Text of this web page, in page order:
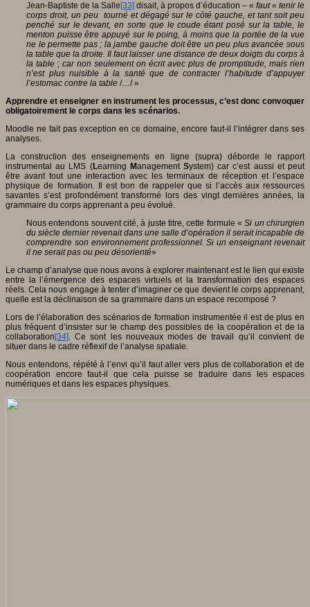
Jean-Baptiste de la Salle [33] disait, à propos d’éducation – « faut « tenir le
corps droit, un peu tourné et dégagé sur le côté gauche, et tant soit peu
penché sur le devant, en sorte que le coude étant posé sur la table, le
menton puisse être appuyé sur le poing, à moins que la portée de la vue
ne le permette pas ; la jambe gauche doit être un peu plus avancée sous
la table que la droite. Il faut laisser une distance de deux doigts du corps à
la table ; car non seulement on écrit avec plus de promptitude, mais rien
n’est plus nuisible à la santé que de contracter l’habitude d’appuyer
l’estomac contre la table /…/ »
Apprendre et enseigner en instrument les processus, c’est donc convoquer
obligatoirement le corps dans les scénarios.
Moodle ne fait pas exception en ce domaine, encore faut-il l’intégrer dans ses
analyses.
La construction des enseignements en ligne (supra) déborde le rapport
instrumental au LMS (Learning ManagementSystem) car c’est aussi et peut
être avant tout une interaction avec les terminaux de réception et l’espace
physique de formation. Il est bon de rappeler que si l’accès aux ressources
savantes s’est profondément transformé lors des vingt dernières années, la
grammaire du corps apprenant a peu évolué.
Nous entendons souvent cité, à juste titre, cette formule «Si un chirurgien
du siècle dernier revenait dans une salle d’opération il serait incapable de
comprendre son environnement professionnel. Si un enseignant revenait
il ne serait pas ou peu désorienté»
Le champ d’analyse que nous avons à explorer maintenant est le lien qui existe
entre la l’émergence des espaces virtuels et la transformation des espaces
réels. Cela nous engage à tenter d’imaginer ce que devient le corps apprenant,
quelle est la déclinaison de sa grammaire dans un espace recomposé ?
Lors de l’élaboration des scénarios de formation instrumentée il est de plus en
plus fréquent d’insister sur le champ des possibles de la coopération et de la
collaboration [34]. Ce sont les nouveaux modes de travail qu’il convient de
situer dans le cadre réflexif de l’analyse spatiale.
Nous entendons, répété à l’envi qu’il faut aller vers plus de collaboration et de
coopération encore faut-il que cela puisse se traduire dans les espaces
numériques et dans les espaces physiques.